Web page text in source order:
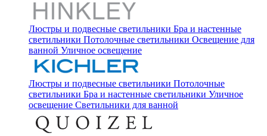
Люстры и подвесные светильники Бра и настенные
светильники Потолочные светильники Освещение для
ванной Уличное освещение
Люстры и подвесные светильники Потолочные
светильники Бра и настенные светильники Уличное
освещение Светильники для ванной